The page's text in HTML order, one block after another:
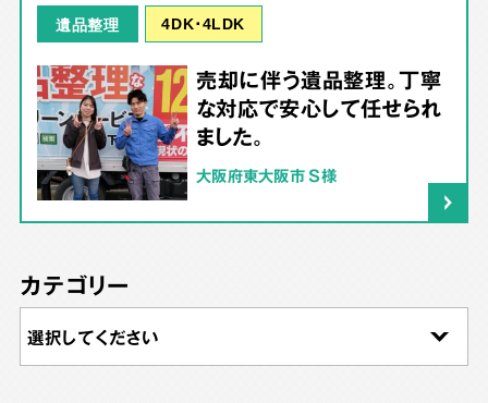
遺品整理 4DK･4LDK
売却に伴う遺品整理。丁寧
な対応で安心して任せられ
ました。
大阪府東大阪市 S様
カテゴリー